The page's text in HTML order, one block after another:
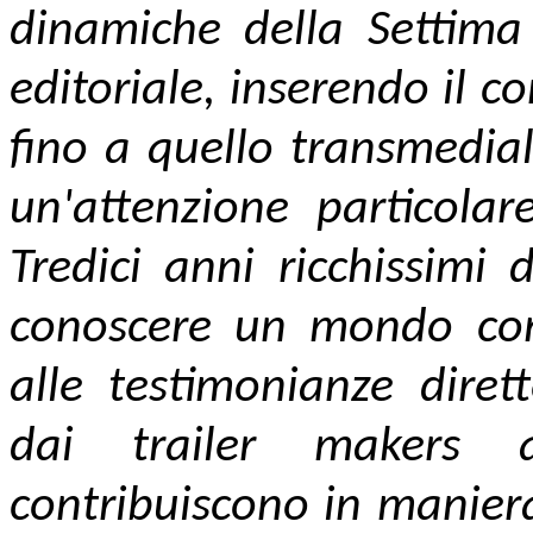
dinamiche della
editoriale, inserendo il
fino a quello
un'attenzione
Tredici anni
conoscere un mondo
alle testimonianze
dai trailer makers
contribuiscono in